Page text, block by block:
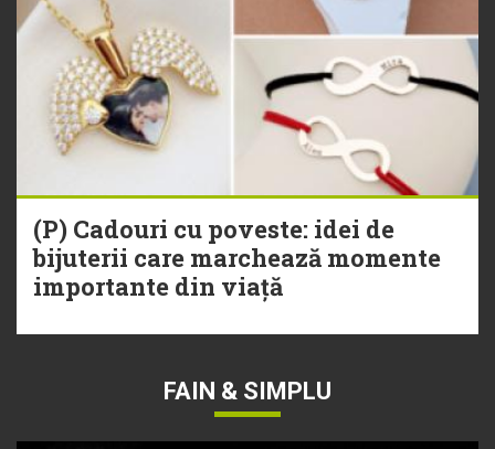
(P) Cadouri cu poveste: idei de
bijuterii care marchează momente
importante din viață
FAIN & SIMPLU